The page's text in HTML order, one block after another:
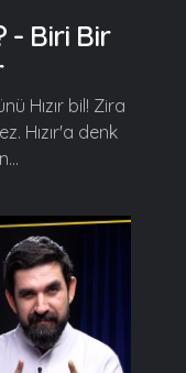
- Biri Bir
Hızır bil! Zira
Hızır'a denk